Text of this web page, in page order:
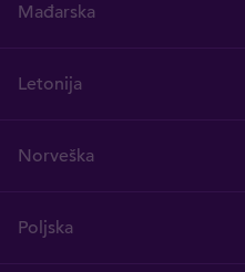
Mađarska
Letonija
Norveška
Poljska